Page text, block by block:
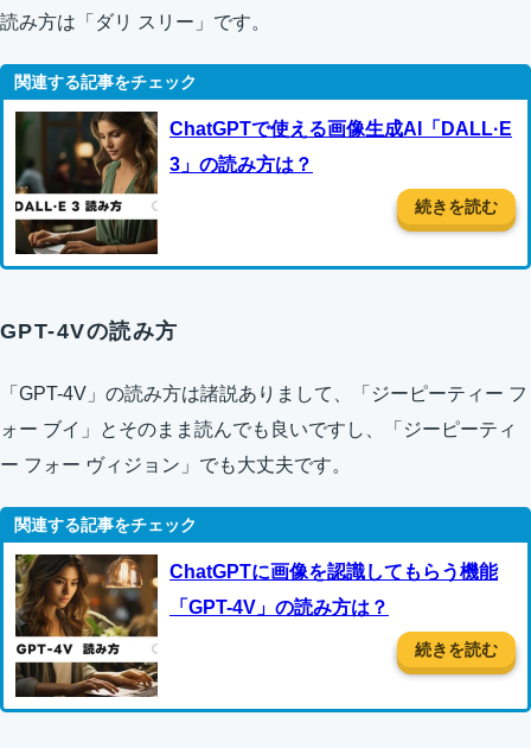
読み方は「ダリ スリー」です。
ChatGPTで使える画像生成AI「DALL·E
3」の読み方は？
続きを読む
GPT-4Vの読み方
「GPT-4V」の読み方は諸説ありまして、「ジーピーティー フ
ォー ブイ」とそのまま読んでも良いですし、「ジーピーティ
ー フォー ヴィジョン」でも大丈夫です。
ChatGPTに画像を認識してもらう機能
「GPT-4V」の読み方は？
続きを読む